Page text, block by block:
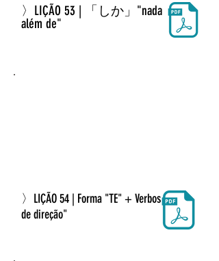
〉LIÇÃO 53 | 「しか」"nada
além de"
〉LIÇÃO 54 | Forma "TE" + Verbos
de direção"